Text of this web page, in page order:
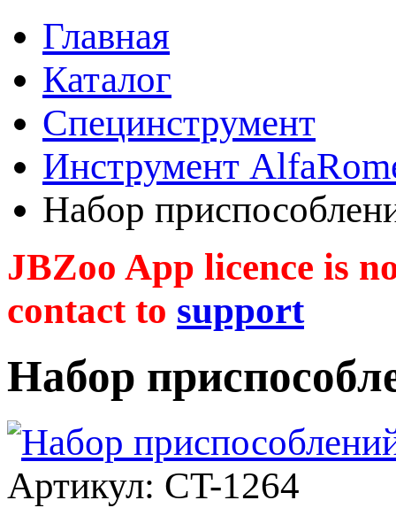
Главная
Каталог
Специнструмент
Инструмент
Набор
JBZoo App licence is
contact to support
Набор
Артикул: CT-1264